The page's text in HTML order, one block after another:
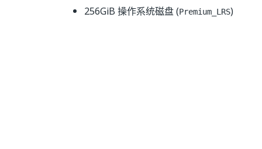
256GiB 操作系统磁盘 (Premium_LRS)